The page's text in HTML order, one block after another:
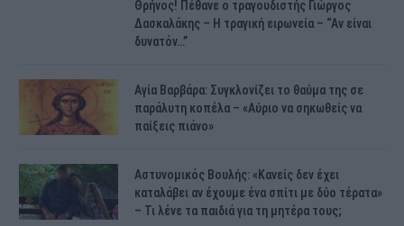
Θρήνος! Πέθανε ο τραγουδιστής Γιώργος
Δασκαλάκης – Η τραγική ειρωνεία – “Αν είναι
δυνατόν…”
Αγία Βαρβάρα: Συγκλονίζει το θαύμα της σε
παράλυτη κοπέλα – «Αύριο να σηκωθείς να
παίξεις πιάνο»
Αστυνομικός Bουλής: «Κανείς δεν έχει
καταλάβει αν έχουμε ένα σπίτι με δύο τέρατα»
– Τι λένε τα παιδιά για τη μητέρα τους;